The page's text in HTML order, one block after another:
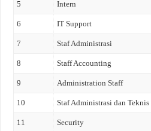
5 Intern
6 IT Support
7 Staf Administrasi
8 Staff Accounting
9 Administration Staff
10 Staf Administrasi dan Teknis
11 Security